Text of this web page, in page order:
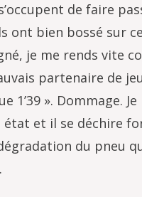
de faire
ont bien bossé sur
je me rends vite
partenaire de
1’39 ». Dommage.
et il se déchire
du pneu